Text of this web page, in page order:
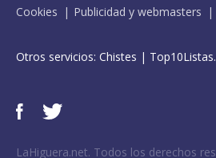
Cookies
Publicidad y webmasters
Otros servicios: Chistes |
LaHiguera.net. Todos los derechos